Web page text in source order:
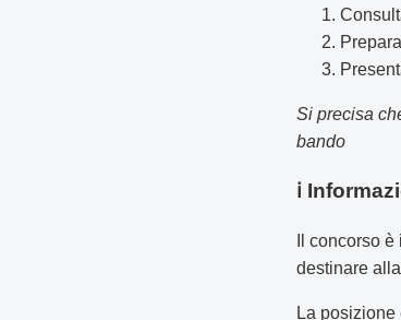
Si precisa
bando
ℹ️
Il concorso
destinare
La